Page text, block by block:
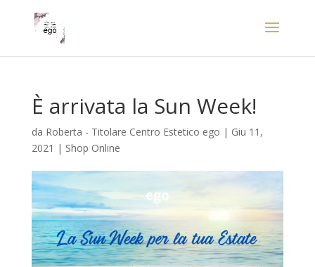
È arrivata la Sun Week!
da Roberta - Titolare Centro Estetico ego | Giu 11,
2021 | Shop Online